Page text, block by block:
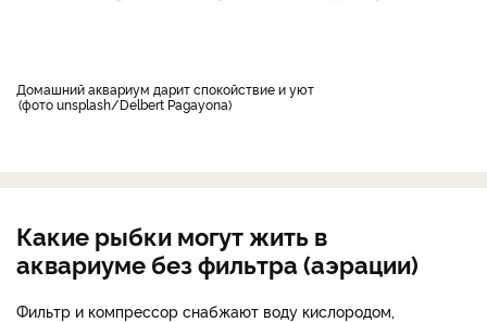
Домашний аквариум дарит спокойствие и уют
фото unsplash/Delbert Pagayona
Какие рыбки могут жить в
аквариуме без фильтра (аэрации)
Фильтр и компрессор снабжают воду кислородом,